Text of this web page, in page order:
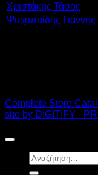
Χριστάκης Τάσος
Ψυχοπαίδης Γιάννης
Complete Store
site by DIGITIFY -
Αναζήτηση
για: